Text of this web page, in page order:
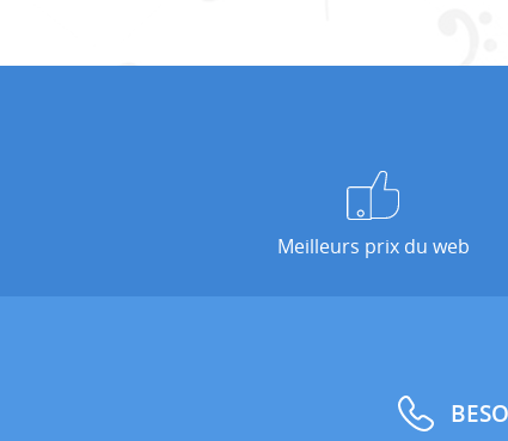
Meilleurs prix du web